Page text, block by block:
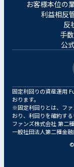
お客様本位の
利益相反
反
手
公
固定利回りの資産運用
おります。
※固定利回りとは、ファ
おり、利回りを確約する
ファンズ株式会社 第二
一般社団法人第二種金
©